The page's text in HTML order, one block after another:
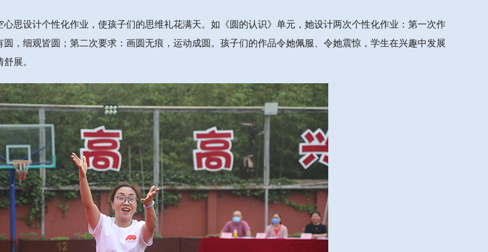
思设计个性化作业，使孩子们的思维礼花满天。如《圆的认识》单元，她设计两次个性化作业：第一次作
，细观皆圆；第二次要求：画圆无痕，运动成圆。孩子们的作品令她佩服、令她震惊，学生在兴趣中发展
展。